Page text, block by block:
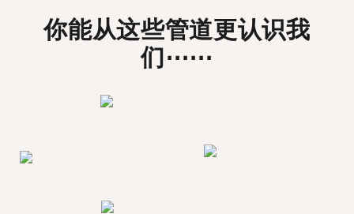
你能从这些管道更认识我
们⋯⋯